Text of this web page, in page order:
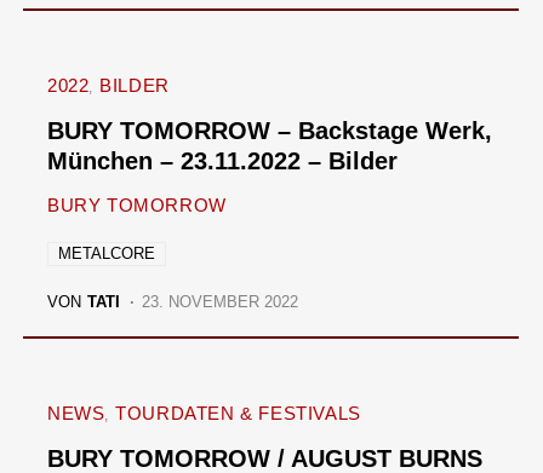
2022 BILDER
BURY TOMORROW – Backstage Werk,
München – 23.11.2022 – Bilder
BURY TOMORROW
METALCORE
VON TATI 23. NOVEMBER 2022
NEWS TOURDATEN & FESTIVALS
BURY TOMORROW / AUGUST BURNS